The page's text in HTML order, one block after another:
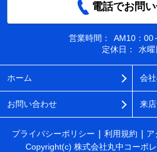
電話でお問
営業時間：
AM10：00
定休日：
水曜
ホーム 会
お問い合わせ 来
プライバシーポリシー 利用規約 ア
Copyright(c) 株式会社丸中コーポ